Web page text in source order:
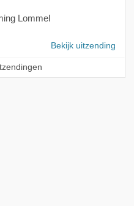
Lommel
Bekijk uitzending